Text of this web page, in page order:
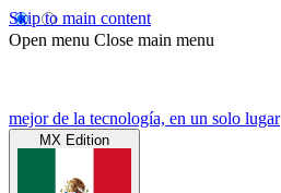
Skip to main content
Open menu Close main menu
mejor de la tecnología, en un solo lugar
MX Edition